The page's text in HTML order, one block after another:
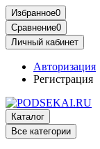
Избранное0
Сравнение0
Личный кабинет
Авторизация
Регистрация
Каталог
Все категории